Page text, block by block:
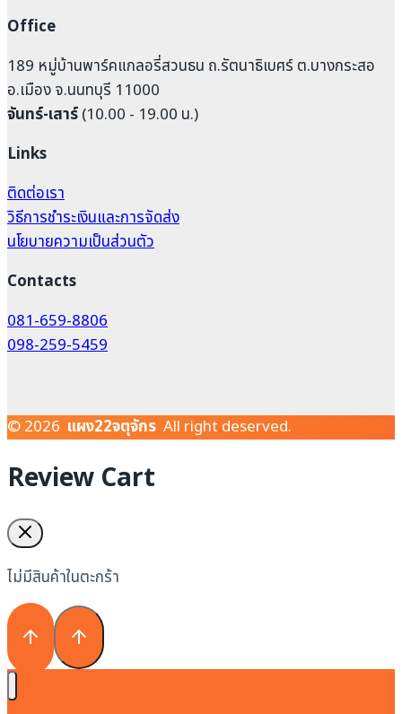
Office
189 หมู่บ้านพาร์คแกลอรี่สวนธน ถ.รัตนาธิเบศร์ ต.บางกระสอ
อ.เมือง จ.นนทบุรี 11000
จันทร์-เสาร์(10.00 - 19.00 น.)
Links
ติดต่อเรา
วิธีการชำระเงินและการจัดส่ง
นโยบายความเป็นส่วนตัว
Contacts
081-659-8806
098-259-5459
© 2026 แผง22จตุจักร All right deserved.
Review Cart
ไม่มีสินค้าในตะกร้า